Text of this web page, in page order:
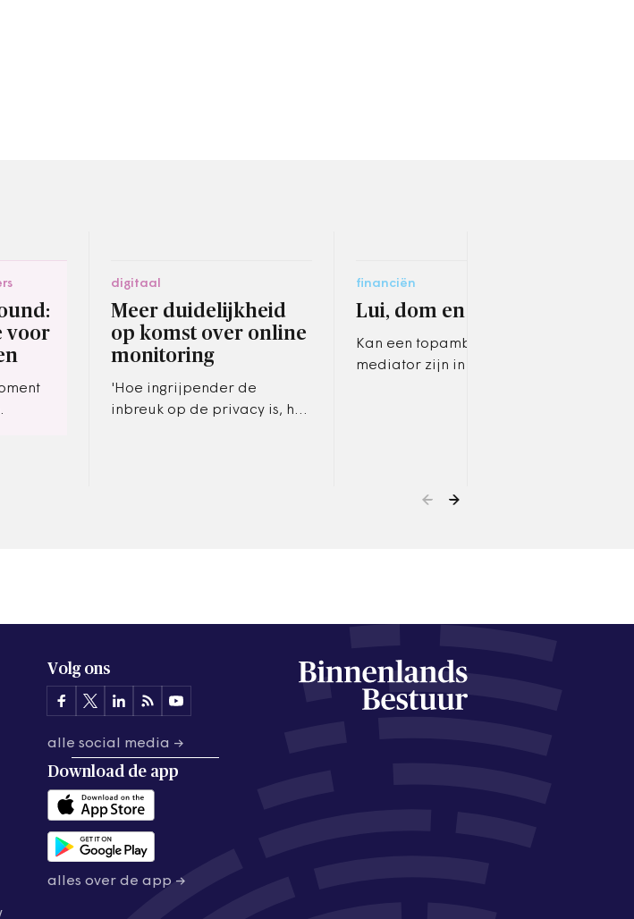
voor
digitaal
Meer duidelijkheid
op komst over online
monitoring
'Hoe ingrijpender de
inbreuk op de privacy is, hoe
financiën
Lui, dom en dakloos
Kan een topambtenaar
mediator zijn in de beroerde
Volg ons
alle social media →
Download de app
alles over de app →